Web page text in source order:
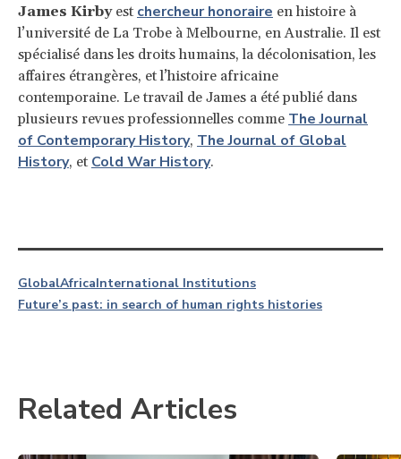
James Kirbyest chercheur honoraire en histoire à
l’université de La Trobe à Melbourne, en Australie. Il est
spécialisé dans les droits humains, la décolonisation, les
affaires étrangères, et l’histoire africaine
contemporaine. Le travail de James a été publié dans
plusieurs revues professionnelles comme The Journal
of Contemporary History, The Journal of Global
History, et Cold War History.
GlobalAfricaInternational Institutions
Future’s past: in search of human rights histories
Related Articles